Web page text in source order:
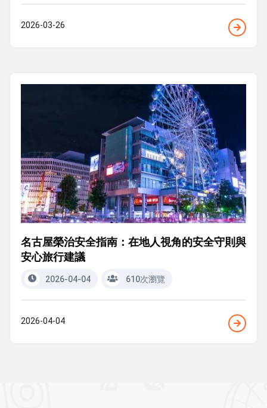
2026-03-26
名古屋榮治安全指南：在地人視角的安全守則與
安心旅行建議
2026-04-04 610次瀏覽
2026-04-04